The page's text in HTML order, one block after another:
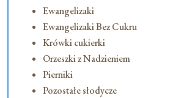
Ewangelizaki
Ewangelizaki Bez Cukru
Krówki cukierki
Orzeszki z Nadzieniem
Pierniki
Pozostałe słodycze